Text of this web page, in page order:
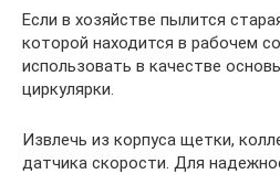
Если в хозяйстве пылится
которой находится в рабочем
использовать в качестве
циркулярки.
Извлечь из корпуса щетки,
датчика скорости. Для